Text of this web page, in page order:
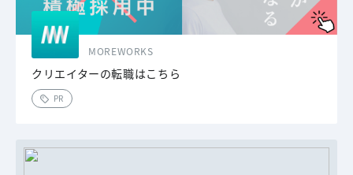
MOREWORKS
クリエイターの転職はこちら
PR